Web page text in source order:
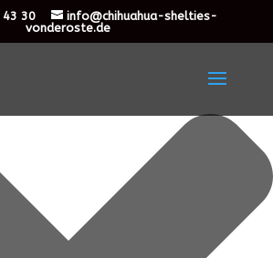
43 30
info@chihuahua-shelties-
vonderoste.de